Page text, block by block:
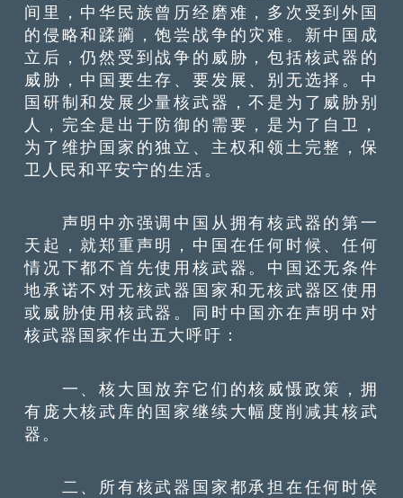
间里，中华民族曾历经磨难，多次受到外国
的侵略和蹂躏，饱尝战争的灾难。新中国成
立后，仍然受到战争的威胁，包括核武器的
威胁，中国要生存、要发展、别无选择。中
国研制和发展少量核武器，不是为了威胁别
人，完全是出于防御的需要，是为了自卫，
为了维护国家的独立、主权和领土完整，保
卫人民和平安宁的生活。
声明中亦强调中国从拥有核武器的第一
天起，就郑重声明，中国在任何时候、任何
情况下都不首先使用核武器。中国还无条件
地承诺不对无核武器国家和无核武器区使用
或威胁使用核武器。同时中国亦在声明中对
核武器国家作出五大呼吁：
一、核大国放弃它们的核威慑政策，拥
有庞大核武库的国家继续大幅度削减其核武
器。
二、所有核武器国家都承担在任何时侯